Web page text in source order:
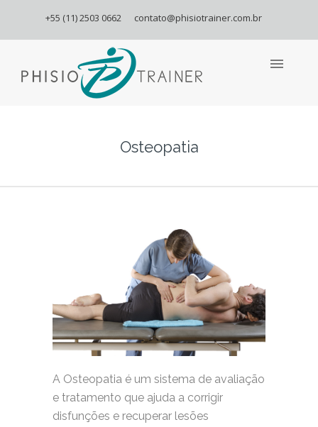
+55 (11) 2503 0662 contato@phisiotrainer.com.br
Osteopatia
A Osteopatia é um sistema de avaliação
e tratamento que ajuda a corrigir
disfunções e recuperar lesões